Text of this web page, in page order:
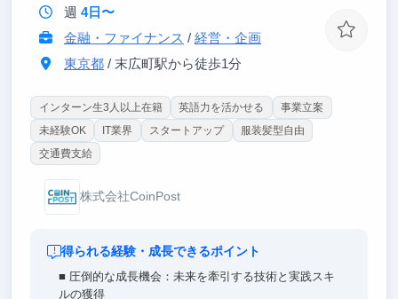
週 4日〜
金融・ファイナンス / 経営・企画
東京都/ 末広町駅から徒歩1分
インターン生3人以上在籍 英語力を活かせる
事業立案
未経験OK
IT業界 スタートアップ
服装髪型自由
交通費支給
株式会社CoinPost
得られる経験・成長できるポイント
■ 圧倒的な成長機会：未来を牽引する技術と実践スキ
ルの獲得